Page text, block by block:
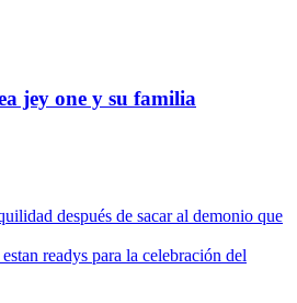
jey one y su familia
después de sacar al demonio que
readys para la celebración del